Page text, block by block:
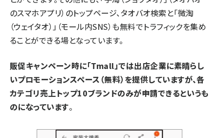
のスマホアプリ）のトップページ、タオバオ検索と「微淘
（ウェイタオ）」（モール内SNS）も無料でトラフィックを集め
ることができる場となっています。
販促キャンペーン時に「Tmall」では出店企業に素晴らし
いプロモーションスペース（無料）を提供していますが、各
カテゴリ売上トップ10ブランドのみが申請できるというも
のになっています。